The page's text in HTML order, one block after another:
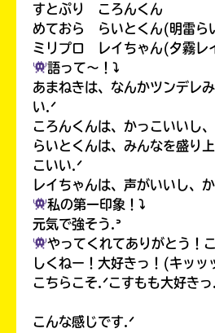
すとぷり ころんくん
めておら らいとくん(明雷ら
ミリプロ レイちゃん(夕霧レ
語って〜！⤵︎
あまねきは、なんかツンデレ
い.ᐟ
ころんくんは、かっこいいし
らいとくんは、みんなを盛り
こいい.ᐟ
レイちゃんは、声がいいし、
私の第一印象！⤵︎
元気で強そう.ᐣ
やってくれてありがとう！
しくねー！大好きっ！(キッッ
こちらこそ.ᐟこすもも大好きっ
こんな感じです.ᐟ